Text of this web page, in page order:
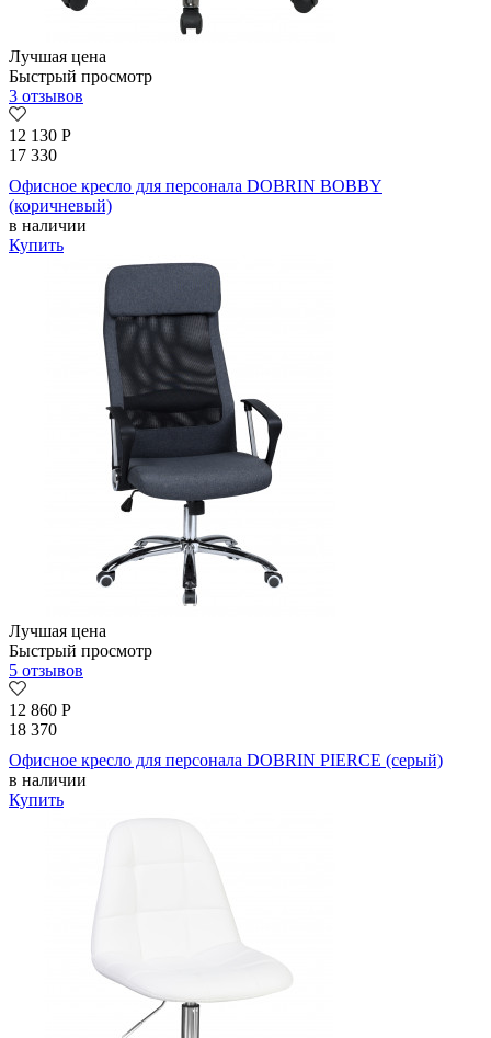
Лучшая цена
Быстрый просмотр
3 отзывов
12 130 Р
17 330
Офисное кресло для персонала DOBRIN BOBBY
(коричневый)
в наличии
Купить
Лучшая цена
Быстрый просмотр
5 отзывов
12 860 Р
18 370
Офисное кресло для персонала DOBRIN PIERCE (серый)
в наличии
Купить